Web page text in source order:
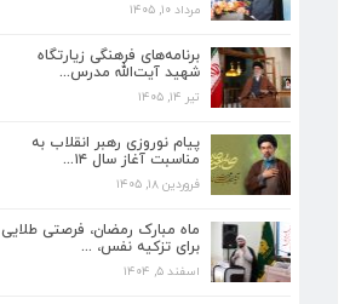
مرداد ۱۰, ۱۴۰۵
برنامه‌های فرهنگی زیارتگاه
شهید آیت‌الله مدرس...
تیر ۱۴, ۱۴۰۵
پیام نوروزی رهبر انقلاب به
مناسبت آغاز سال ۱۴...
فروردین ۱۸, ۱۴۰۵
ماه مبارک رمضان، فرصتی طلایی
برای تزکیه نفس، ...
اسفند ۵, ۱۴۰۴
برنامه‌های فرهنگی زیارتگاه شهید آیت‌الله
مدرس...
تیر ۱۴, ۱۴۰۵
سال ۱۴...
فروردین ۱۸, ۱۴۰۵
نفس، ...
اسفند ۵, ۱۴۰۴